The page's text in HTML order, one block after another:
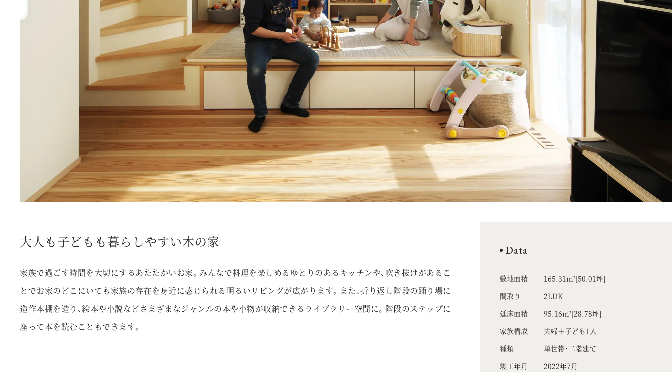
大人も子どもも暮らしやすい木の家
家族で過ごす時間を大切にするあたたかいお家。みんなで料理を楽しめるゆとりのあるキッチンや、吹き抜けがあるこ
とでお家のどこにいても家族の存在を身近に感じられる明るいリビングが広がります。また、折り返し階段の踊り場に
造作本棚を造り、絵本や小説などさまざまなジャンルの本や小物が収納できるライブラリー空間に。階段のステップに
座って本を読むこともできます。
Data
敷地面積
165.31m²[50.01坪]
間取り
2LDK
延床面積
95.16m²[28.78坪]
家族構成
夫婦＋子ども1人
種類
単世帯・二階建て
竣工年月
2022年7月